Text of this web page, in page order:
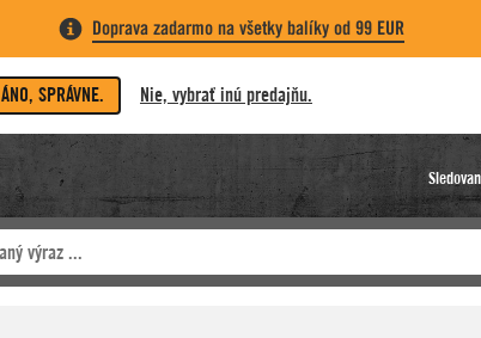
Doprava zadarmo na všetky balíky od 99 EUR
ÁNO, SPRÁVNE. Nie, vybrať inú predajňu.